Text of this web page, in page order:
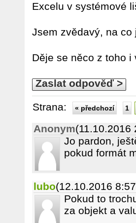
Excelu v systémové
Jsem zvědavý, na co
Děje se něco z toho i
Zaslat odpověď >
Strana: « předchozí 1
Anonym(11.10.2016
Jo pardon,
pokud formát
lubo(12.10.2016
Pokud to
za objekt a